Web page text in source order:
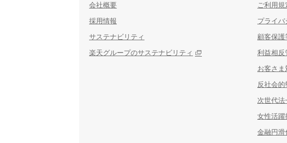
会社概要
採用情報
サステナビリティ
楽天グループのサステナビリティ
ご利用規
プライバ
顧客保
利益相反
お客さ
反社会
次世代
女性活躍
金融円滑